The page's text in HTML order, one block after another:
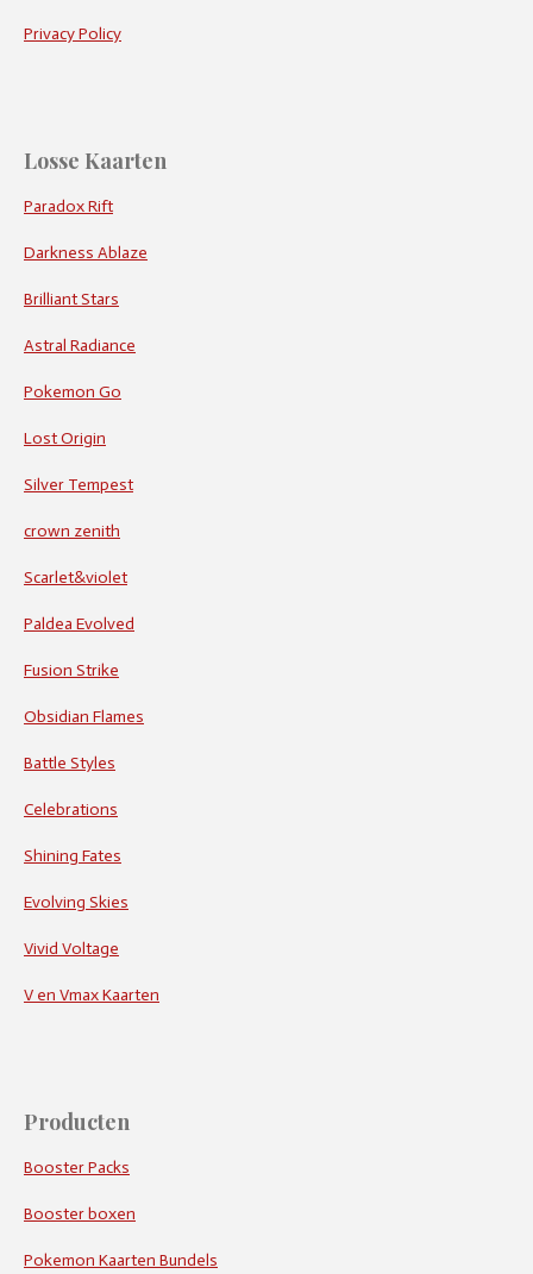
Privacy Policy
Losse Kaarten
Paradox Rift
Darkness Ablaze
Brilliant Stars
Astral Radiance
Pokemon Go
Lost Origin
Silver Tempest
crown zenith
Scarlet&violet
Paldea Evolved
Fusion Strike
Obsidian Flames
Battle Styles
Celebrations
Shining Fates
Evolving Skies
Vivid Voltage
V en Vmax Kaarten
Producten
Booster Packs
Booster boxen
Pokemon Kaarten Bundels